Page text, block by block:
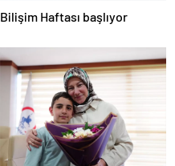
Bilişim Haftası başlıyor